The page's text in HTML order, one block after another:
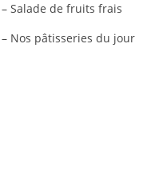
– Salade de fruits frais
– Nos pâtisseries du jour